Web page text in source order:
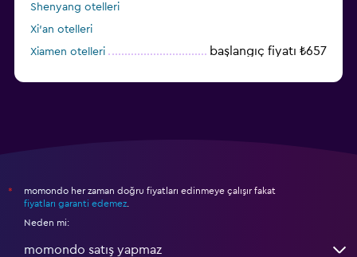
Shenyang otelleri
Xi'an otelleri
Xiamen otelleri
başlangıç fiyatı ₺657
*
momondo her zaman doğru fiyatları edinmeye çalışır fakat
fiyatları garanti edemez
Neden mi:
momondo satış yapmaz